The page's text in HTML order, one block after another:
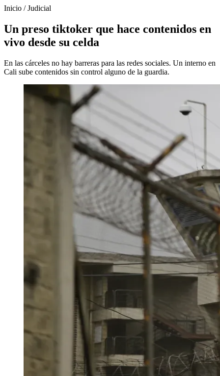
Inicio /Judicial
Un preso tiktoker que hace contenidos en
vivo desde su celda
En las cárceles no hay barreras para las redes sociales. Un interno en
Cali sube contenidos sin control alguno de la guardia.